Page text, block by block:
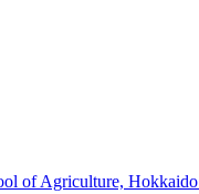
of Agriculture,